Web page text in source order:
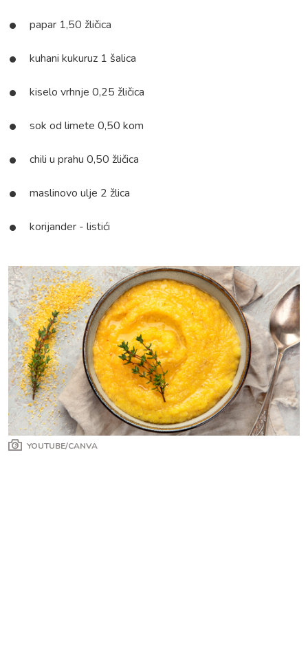
papar 1,50 žličica
kuhani kukuruz 1 šalica
kiselo vrhnje 0,25 žličica
sok od limete 0,50 kom
chili u prahu 0,50 žličica
maslinovo ulje 2 žlica
korijander - listići
YOUTUBE/CANVA